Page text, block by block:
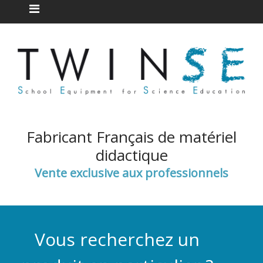
Fabricant Français de matériel
didactique
Vente exclusive aux professionnels
Vous recherchez un